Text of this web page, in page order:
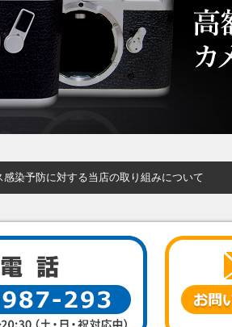
感染予防に対する当店の取り組みについて